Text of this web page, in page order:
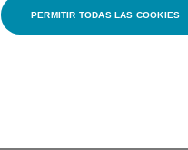
PERMITIR TODAS LAS COOKIES